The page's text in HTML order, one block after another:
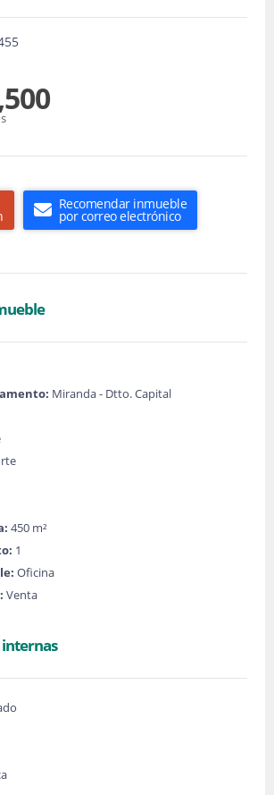
Recomendar inmueble
por correo electrónico
Miranda - Dtto. Capital
450 m²
1
Oficina
Venta